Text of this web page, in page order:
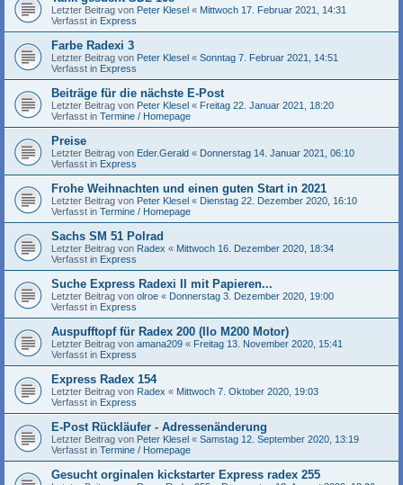
Letzter Beitrag von Peter Klesel « Mittwoch 17. Februar 2021, 14:31
Verfasst in Express
Farbe Radexi 3
Letzter Beitrag von Peter Klesel « Sonntag 7. Februar 2021, 14:51
Verfasst in Express
Beiträge für die nächste E-Post
Letzter Beitrag von Peter Klesel « Freitag 22. Januar 2021, 18:20
Verfasst in Termine / Homepage
Preise
Letzter Beitrag von Eder.Gerald « Donnerstag 14. Januar 2021, 06:10
Verfasst in Express
Frohe Weihnachten und einen guten Start in 2021
Letzter Beitrag von Peter Klesel « Dienstag 22. Dezember 2020, 16:10
Verfasst in Termine / Homepage
Sachs SM 51 Polrad
Letzter Beitrag von Radex « Mittwoch 16. Dezember 2020, 18:34
Verfasst in Express
Suche Express Radexi II mit Papieren...
Letzter Beitrag von olroe « Donnerstag 3. Dezember 2020, 19:00
Verfasst in Express
Auspufftopf für Radex 200 (Ilo M200 Motor)
Letzter Beitrag von amana209 « Freitag 13. November 2020, 15:41
Verfasst in Express
Express Radex 154
Letzter Beitrag von Radex « Mittwoch 7. Oktober 2020, 19:03
Verfasst in Express
E-Post Rückläufer - Adressenänderung
Letzter Beitrag von Peter Klesel « Samstag 12. September 2020, 13:19
Verfasst in Termine / Homepage
Gesucht orginalen kickstarter Express radex 255